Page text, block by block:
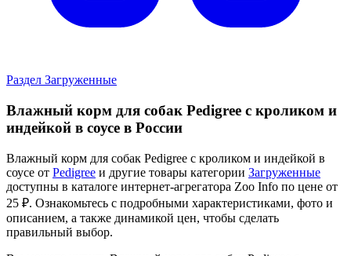
Раздел Загруженные
Влажный корм для собак Pedigree с кроликом и
индейкой в соусе в России
Влажный корм для собак Pedigree с кроликом и индейкой в
соусе от Pedigree и другие товары категории Загруженные
доступны в каталоге интернет-агрегатора Zoo Info по цене от
25 ₽. Ознакомьтесь с подробными характеристиками, фото и
описанием, а также динамикой цен, чтобы сделать
правильный выбор.